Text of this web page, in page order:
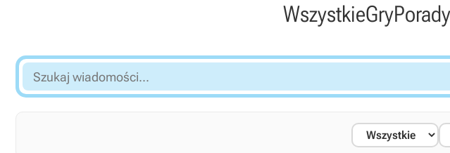
WszystkieGryPorady
Szukaj
wiadomości...